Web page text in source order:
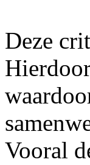
Deze
Vooral